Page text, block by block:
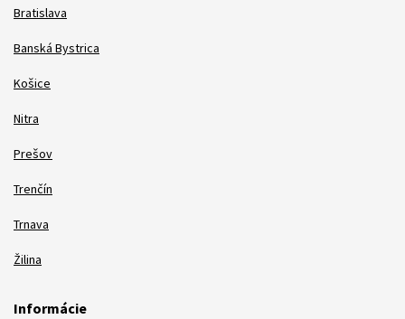
Bratislava
Banská Bystrica
Košice
Nitra
Prešov
Trenčín
Trnava
Žilina
Informácie